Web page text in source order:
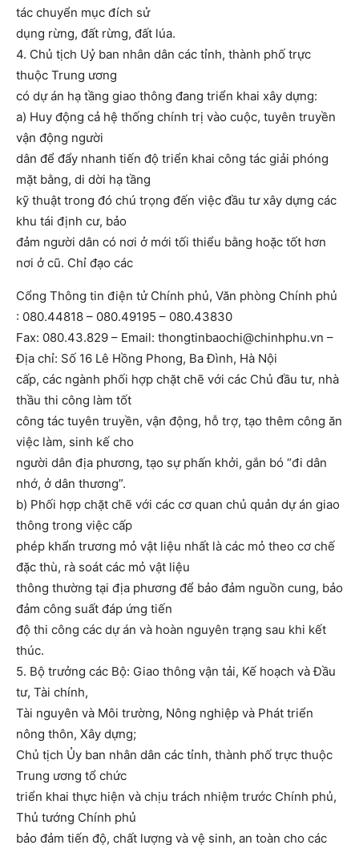
tác chuyển mục đích sử
dụng rừng, đất rừng, đất lúa.
4. Chủ tịch Uỷ ban nhân dân các tỉnh, thành phố trực
thuộc Trung ương
có dự án hạ tầng giao thông đang triển khai xây dựng:
a) Huy động cả hệ thống chính trị vào cuộc, tuyên truyền
vận động người
dân để đẩy nhanh tiến độ triển khai công tác giải phóng
mặt bằng, di dời hạ tầng
kỹ thuật trong đó chú trọng đến việc đầu tư xây dựng các
khu tái định cư, bảo
đảm người dân có nơi ở mới tối thiểu bằng hoặc tốt hơn
nơi ở cũ. Chỉ đạo các
Cổng Thông tin điện tử Chính phủ, Văn phòng Chính phủ
: 080.44818 – 080.49195 – 080.43830
Fax: 080.43.829 – Email: thongtinbaochi@chinhphu.vn –
Địa chỉ: Số 16 Lê Hồng Phong, Ba Đình, Hà Nội
cấp, các ngành phối hợp chặt chẽ với các Chủ đầu tư, nhà
thầu thi công làm tốt
công tác tuyên truyền, vận động, hỗ trợ, tạo thêm công ăn
việc làm, sinh kế cho
người dân địa phương, tạo sự phấn khởi, gắn bó “đi dân
nhớ, ở dân thương”.
b) Phối hợp chặt chẽ với các cơ quan chủ quản dự án giao
thông trong việc cấp
phép khẩn trương mỏ vật liệu nhất là các mỏ theo cơ chế
đặc thù, rà soát các mỏ vật liệu
thông thường tại địa phương để bảo đảm nguồn cung, bảo
đảm công suất đáp ứng tiến
độ thi công các dự án và hoàn nguyên trạng sau khi kết
thúc.
5. Bộ trưởng các Bộ: Giao thông vận tải, Kế hoạch và Đầu
tư, Tài chính,
Tài nguyên và Môi trường, Nông nghiệp và Phát triển
nông thôn, Xây dựng;
Chủ tịch Ủy ban nhân dân các tỉnh, thành phố trực thuộc
Trung ương tổ chức
triển khai thực hiện và chịu trách nhiệm trước Chính phủ,
Thủ tướng Chính phủ
bảo đảm tiến độ, chất lượng và vệ sinh, an toàn cho các